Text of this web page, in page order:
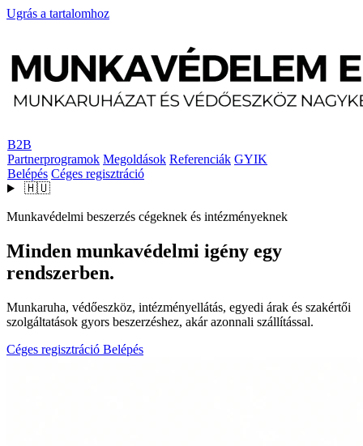
Ugrás a tartalomhoz
B2B
Partnerprogramok Megoldások Referenciák GYIK
Belépés Céges regisztráció
🇭🇺
Munkavédelmi beszerzés cégeknek és intézményeknek
Minden munkavédelmi igény egy
rendszerben.
Munkaruha, védőeszköz, intézményellátás, egyedi árak és szakértői
szolgáltatások gyors beszerzéshez, akár azonnali szállítással.
Céges regisztráció Belépés